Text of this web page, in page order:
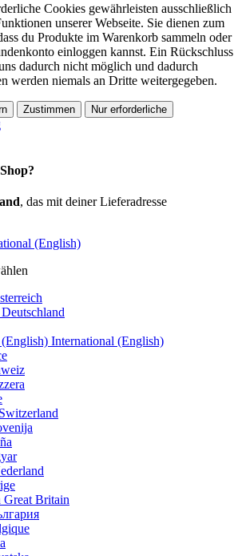
Cookies gewährleisten ausschließlich
unserer Webseite. Sie dienen zum
du Produkte im Warenkorb sammeln oder
einloggen kannst. Ein Rückschluss
dadurch nicht möglich und dadurch
werden niemals an Dritte weitergegeben.
Zustimmen Nur erforderliche
, das mit deiner Lieferadresse
(English)
Deutschland
International (English)
Switzerland
Great Britain